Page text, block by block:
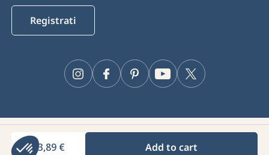
per garantirne il corretto
sul pulsante "Configura".
da
33,89 € Add to cart
Registrati
Facebook Twitter
YouTube
Pinterest
Instagram
Equiclic © 2026